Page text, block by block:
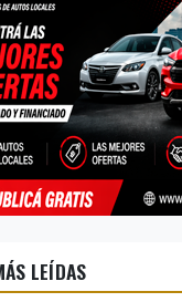
LEÍDAS